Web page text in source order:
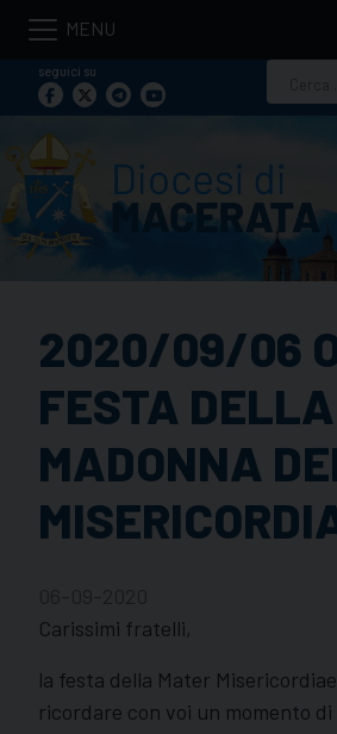
Skip
contentseguici su
per:
2020/09/06
FESTA DELLA
MADONNA
Carissimi fratelli,
la festa della Mater
ricordare con voi un momento